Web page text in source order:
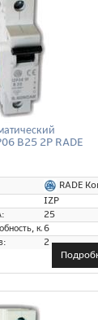
B25 2P RADE
RADE
IZP
25
кА:
6
2